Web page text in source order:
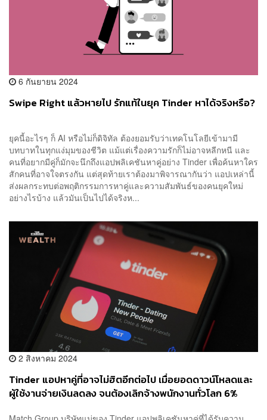
6 กันยายน 2024
Swipe Right แล้วหายไป รักแท้ในยุค Tinder หาได้จริงหรือ?
ยุคนี้อะไรๆ ก็ AI หรือไม่ก็ดิจิทัล ต้องยอมรับว่าเทคโนโลยีเข้ามามี
บทบาทในทุกแง่มุมของชีวิต แม้แต่เรื่องความรักก็ไม่อาจหลีกหนี และ
คนที่อยากมีคู่ก็มักจะนึกถึงแอปพลิเคชันหาคู่อย่าง Tinder เพื่อค้นหาใคร
สักคนที่อาจใจตรงกัน แต่สุดท้ายเราต้องมาพิจารณากันว่า แอปเหล่านี้
ส่งผลกระทบต่อพฤติกรรมการหาคู่และความสัมพันธ์ของคนยุคใหม่
อย่างไรบ้าง แล้วมันเป็นไปได้จริงห...
2 สิงหาคม 2024
Tinder แอปหาคู่ที่อาจไม่ฮิตอีกต่อไป เมื่อยอดดาวน์โหลดและ
ผู้ใช้งานจ่ายเงินลดลง จนต้องเลิกจ้างพนักงานทั่วโลก 6%